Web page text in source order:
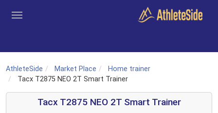
AthleteSide Market Place
Home trainer
Tacx T2875 NEO 2T Smart Trainer
Tacx T2875 NEO 2T Smart Trainer